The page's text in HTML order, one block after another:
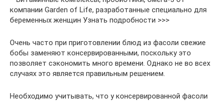
компании Garden of Life, разработанные специально для
беременных женщин Узнать подробности >>>
Очень часто при приготовлении блюд из фасоли свежие
бобы заменяют консервированными, поскольку это
позволяет сэкономить много времени. Однако не во всех
случаях это является правильным решением.
Необходимо учитывать, что у консервированной фасоли